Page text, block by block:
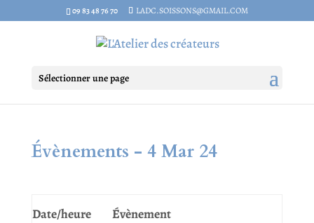
09 83 48 76 70 LADC.SOISSONS@GMAIL.COM
Sélectionner une page
Évènements - 4 Mar 24
Date/heure Évènement